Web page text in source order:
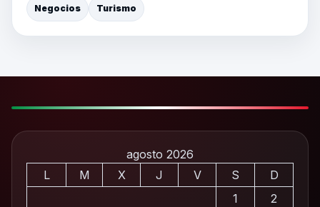
Negocios Turismo
agosto 2026
L
M X J V S
D
1
2